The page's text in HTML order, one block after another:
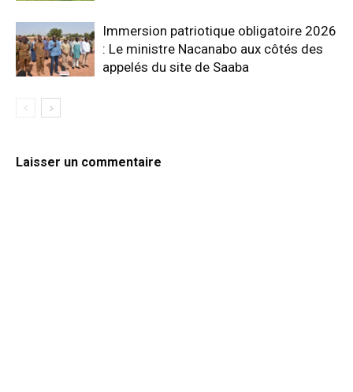
Immersion patriotique obligatoire 2026
: Le ministre Nacanabo aux côtés des
appelés du site de Saaba
Laisser un commentaire